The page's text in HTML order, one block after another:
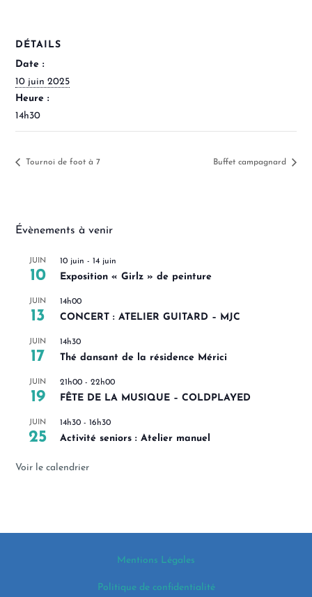
DÉTAILS
Date :
10 juin 2025
Heure :
14h30
Tournoi de foot à 7 Buffet campagnard
Évènements à venir
JUIN
10
10 juin -14 juin
Exposition « Girlz » de peinture
JUIN
13
14h00
CONCERT : ATELIER GUITARD – MJC
JUIN
17
14h30
Thé dansant de la résidence Mérici
JUIN
19
21h00 -22h00
FÊTE DE LA MUSIQUE – COLDPLAYED
JUIN
25
14h30 -16h30
Activité seniors : Atelier manuel
Voir le calendrier
Mentions Légales
Politique de confidentialité